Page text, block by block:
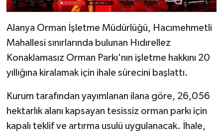
Alanya Orman İşletme Müdürlüğü, Hacımehmetli
Mahallesi sınırlarında bulunan Hıdırellez
Konaklamasız Orman Parkı'nın işletme hakkını 20
yıllığına kiralamak için ihale sürecini başlattı.
Kurum tarafından yayımlanan ilana göre, 26,056
hektarlık alanı kapsayan tesissiz orman parkı için
kapalı teklif ve artırma usulü uygulanacak. İhale,